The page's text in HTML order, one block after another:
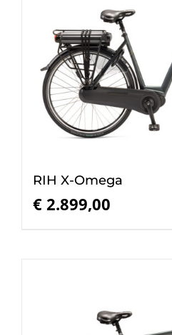
RIH X-Omega
€ 2.899,00